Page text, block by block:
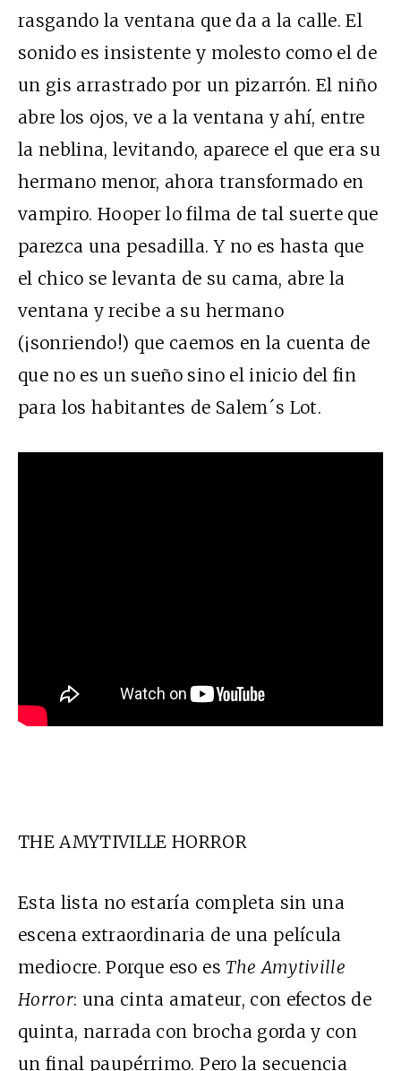
rasgando la ventana que da a la calle. El
sonido es insistente y molesto como el de
un gis arrastrado por un pizarrón. El niño
abre los ojos, ve a la ventana y ahí, entre
la neblina, levitando, aparece el que era su
hermano menor, ahora transformado en
vampiro. Hooper lo filma de tal suerte que
parezca una pesadilla. Y no es hasta que
el chico se levanta de su cama, abre la
ventana y recibe a su hermano
(¡sonriendo!) que caemos en la cuenta de
que no es un sueño sino el inicio del fin
para los habitantes de Salem´s Lot.
THE AMYTIVILLE HORROR
Esta lista no estaría completa sin una
escena extraordinaria de una película
mediocre. Porque eso esThe Amytiville
Horror: una cinta amateur, con efectos de
quinta, narrada con brocha gorda y con
un final paupérrimo. Pero la secuencia